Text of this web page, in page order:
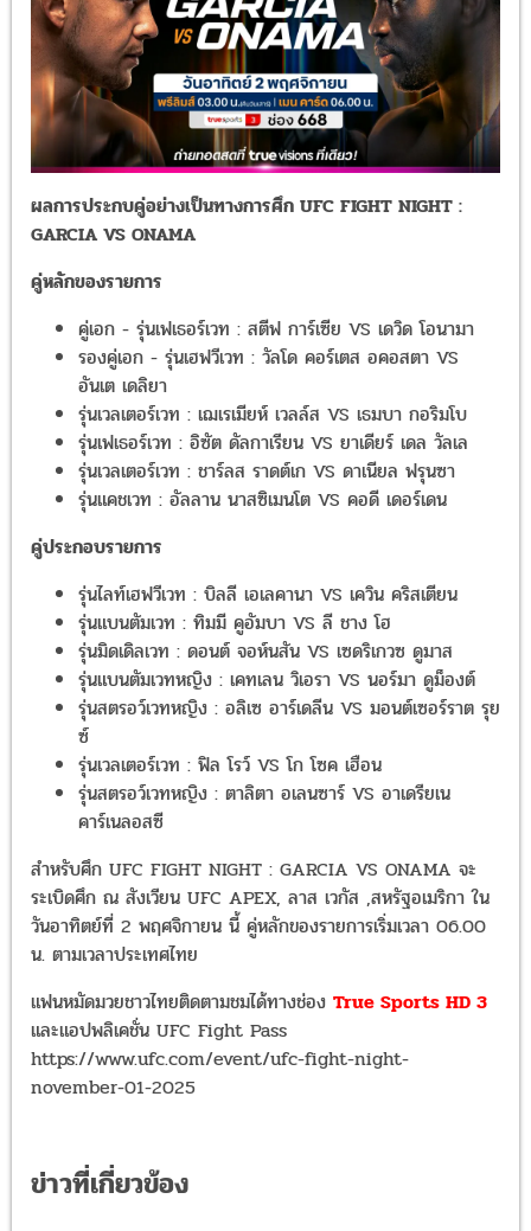
ผลการประกบคู่อย่างเป็นทางการศึก UFC FIGHT NIGHT :
GARCIA VS ONAMA
คู่หลักของรายการ
คู่เอก - รุ่นเฟเธอร์เวท : สตีฟ การ์เซีย VS เดวิด โอนามา
รองคู่เอก - รุ่นเฮฟวีเวท : วัลโด คอร์เตส อคอสตา VS
อันเต เดลิยา
รุ่นเวลเตอร์เวท : เฌเรเมียห์ เวลล์ส VS เธมบา กอริมโบ
รุ่นเฟเธอร์เวท : อิซัต ดัลกาเรียน VS ยาเดียร์ เดล วัลเล
รุ่นเวลเตอร์เวท : ชาร์ลส ราดต์เก VS ดาเนียล ฟรุนซา
รุ่นแคชเวท : อัลลาน นาสซิเมนโต VS คอดี เดอร์เดน
คู่ประกอบรายการ
รุ่นไลท์เฮฟวีเวท : บิลลี เอเลคานา VS เควิน คริสเตียน
รุ่นแบนตัมเวท : ทิมมี คูอัมบา VS ลี ชาง โฮ
รุ่นมิดเดิลเวท : ดอนต์ จอห์นสัน VS เซดริเกวซ ดูมาส
รุ่นแบนตัมเวทหญิง : เคทเลน วิเอรา VS นอร์มา ดูม็องต์
รุ่นสตรอว์เวทหญิง : อลิเซ อาร์เดลีน VS มอนต์เซอร์ราต รุย
ซ์
รุ่นเวลเตอร์เวท : ฟิล โรว์ VS โก โซค เฮือน
รุ่นสตรอว์เวทหญิง : ตาลิตา อเลนซาร์ VS อาเดรียเน
คาร์เนลอสซี
สำหรับศึก UFC FIGHT NIGHT : GARCIA VS ONAMA จะ
ระเบิดศึก ณ สังเวียน UFC APEX, ลาส เวกัส ,สหรัฐอเมริกา ใน
วันอาทิตย์ที่ 2 พฤศจิกายน นี้ คู่หลักของรายการเริ่มเวลา 06.00
น. ตามเวลาประเทศไทย
แฟนหมัดมวยชาวไทยติดตามชมได้ทางช่อง True Sports HD 3
และแอปพลิเคชั่น UFC Fight Pass
https://www.ufc.com/event/ufc-fight-night-
november-01-2025
ข่าวที่เกี่ยวข้อง